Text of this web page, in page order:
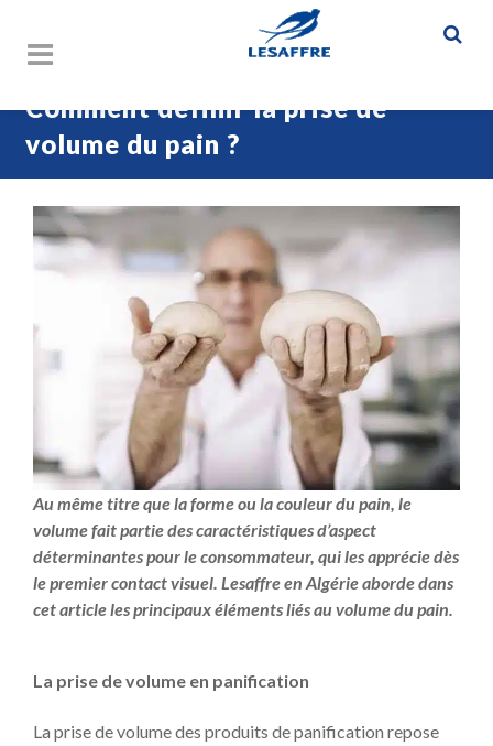
Comment définir la prise de
volume du pain ?
Au même titre que la forme ou la couleur du pain, le
volume fait partie des caractéristiques d’aspect
déterminantes pour le consommateur, qui les apprécie dès
le premier contact visuel. Lesaffre en Algérieaborde dans
cet article les principaux éléments liés au volume du pain.
La prise de volume en panification
La prise de volume des produits de panification repose